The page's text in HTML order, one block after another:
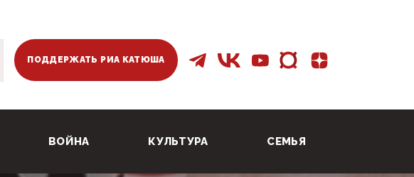
ПОДДЕРЖАТЬ РИА КАТЮША
ВОЙНА КУЛЬТУРА СЕМЬЯ